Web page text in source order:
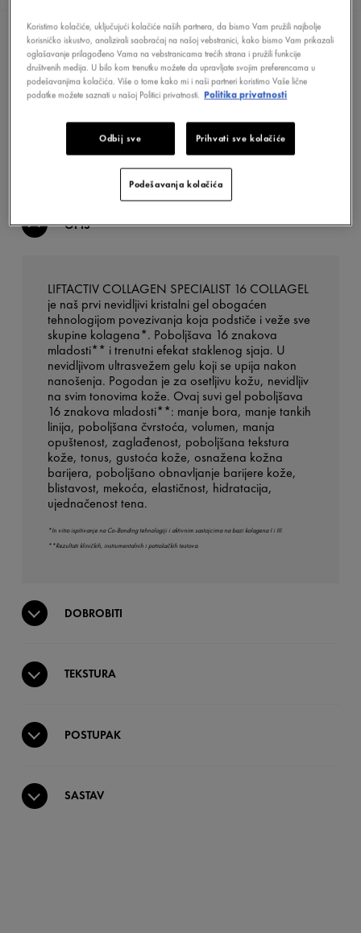
KUPITE ONLINE
KAKO PRONAĆI APOTEKU
OPIS
LIFTACTIV COLLAGEN SPECIALIST 16 COLLAGEL
je naš prvi nevidljivi kristalni gel obogaćen
tehnologijom povezivanja koja podstiče i veže sve
skupine kolagena*. Poboljšava 16 znakova
mladosti** i trenutni efekat staklenog sjaja. U
nevidljivom ultrasvežem gelu koji se upija nakon
nanošenja. Pogodan je za osetljivu kožu, nevidljiv
na svim tonovima kože. Ovaj suvi gel poboljšava
16 znakova mladosti**: manje bora, manje tankih
linija, poboljšana čvrstoća, volumen, manja
opuštenost, zaglađenost, poboljšana tekstura
kože, tonus, gustoća kože, osnažena kožna
barijera, poboljšano obnavljanje barijere kože,
blistavost, mekoća, elastičnost, hidratacija,
ujednačenost tena.
*In vitro ispitivanje na Co-Bonding tehnologiji i aktivnim sastojcima na bazi kolagena I i III.
**Rezultati kliničkih, instrumentalnih i potrošačkih testova.
DOBROBITI
TEKSTURA
POSTUPAK
SASTAV
Koristimo kolačiće, uključujući kolačiće naših partnera, da bismo Vam pružili najbolje
korisničko iskustvo, analizirali saobraćaj na našoj vebstranici, kako bismo Vam prikazali
oglašavanje prilagođeno Vama na vebstranicama trećih strana i pružili funkcije
društvenih medija. U bilo kom trenutku možete da upravljate svojim preferencama u
podešavanjima kolačića. Više o tome kako mi i naši partneri koristimo Vaše lične
podatke možete saznati u našoj Politici privatnosti. Politika privatnosti
Odbij sve Prihvati sve kolačiće
Podešavanja kolačića